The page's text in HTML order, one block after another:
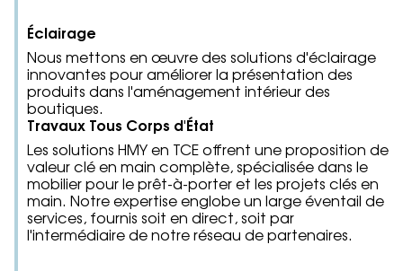
Éclairage
Nous mettons en œuvre des solutions d'éclairage
innovantes pour améliorer la présentation des
produits dans l'aménagement intérieur des
boutiques.
Travaux Tous Corps d'État
Les solutions HMY en TCE offrent une proposition de
valeur clé en main complète, spécialisée dans le
mobilier pour le prêt-à-porter et les projets clés en
main. Notre expertise englobe un large éventail de
services, fournis soit en direct, soit par
l'intermédiaire de notre réseau de partenaires.